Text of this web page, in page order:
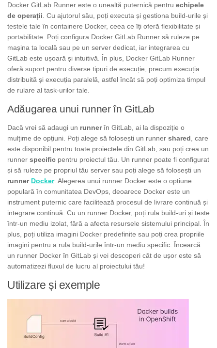
Docker GitLab Runner este o unealtă puternică pentru echipele
de operații . Cu ajutorul său, poți executa și gestiona build-urile și
testele tale în containere Docker, ceea ce îți oferă flexibilitate și
portabilitate. Poți configura Docker GitLab Runner să ruleze pe
mașina ta locală sau pe un server dedicat, iar integrarea cu
GitLab este ușoară și intuitivă. În plus, Docker GitLab Runner
oferă suport pentru diverse tipuri de execuție, precum execuția
distribuită și execuția paralelă, astfel încât să poți optimiza timpul
de rulare al task-urilor tale.
Adăugarea unui runner în GitLab
Dacă vrei să adaugi un runnerîn GitLab, ai la dispoziție o
mulțime de opțiuni. Poți alege să folosești un runner shared , care
este disponibil pentru toate proiectele din GitLab, sau poți crea un
runner specific pentru proiectul tău. Un runner poate fi configurat
și să ruleze pe propriul tău server sau poți alege să folosești un
runner Docker. Alegerea unui runner Docker este o opțiune
populară în comunitatea DevOps, deoarece Docker este un
instrument puternic care facilitează procesul de livrare continuă și
integrare continuă. Cu un runner Docker, poți rula build-uri și teste
într-un mediu izolat, fără a afecta resursele sistemului principal. În
plus, poți utiliza imagini Docker predefinite sau poți crea propriile
imagini pentru a rula build-urile într-un mediu specific. Încearcă
un runner Docker în GitLab și vei descoperi cât de ușor este să
automatizezi fluxul de lucru al proiectului tău!
Utilizare și exemple